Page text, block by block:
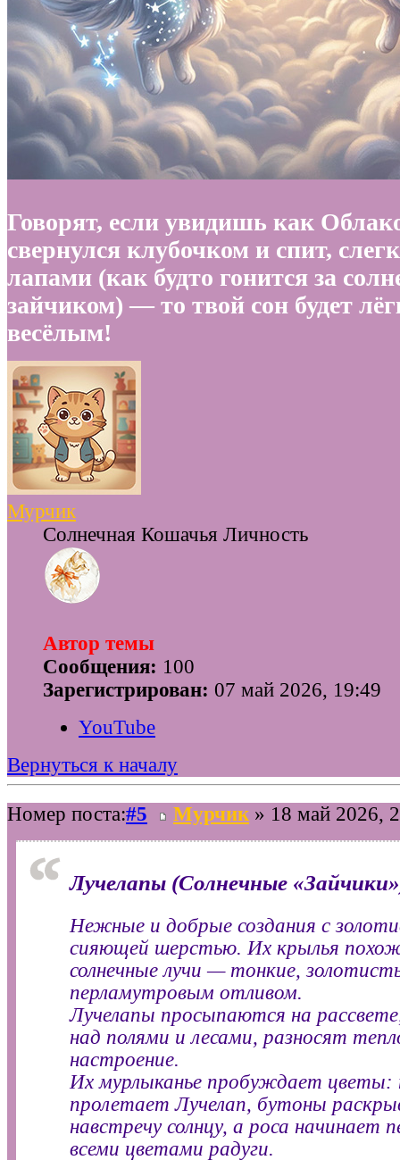
Говорят, если увидишь как
свернулся клубочком и спит,
лапами (как будто гонится за
зайчиком) — то твой сон будет
весёлым!
Мурчик
Солнечная Кошачья Личность
Автор темы
Сообщения: 100
Зарегистрирован: 07 май 2026, 19:49
YouTube
Вернуться к началу
Номер поста:#5 Мурчик » 18 май 2026,
Лучелапы (Солнечные
Нежные и добрые создания с
сияющей шерстью. Их крылья
солнечные лучи — тонкие,
перламутровым отливом.
Лучелапы просыпаются на
над полями и лесами, разносят
настроение.
Их мурлыканье пробуждает цветы:
пролетает Лучелап, бутоны
навстречу солнцу, а роса начинает
всеми цветами радуги.